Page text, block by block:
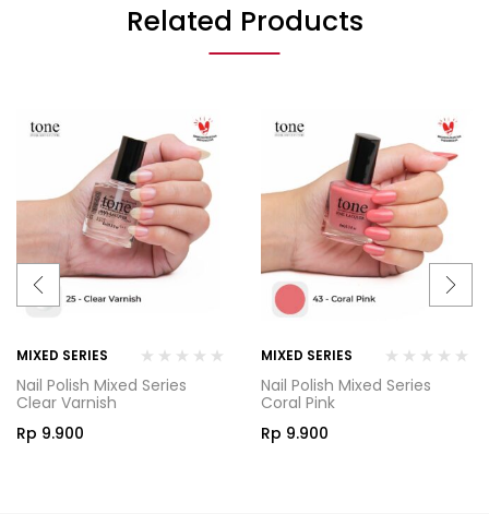
Related Products
MIXED SERIES
Nail Polish Mixed Series
Clear Varnish
Rp 9.900
MIXED SERIES
Nail Polish Mixed Series
Coral Pink
Rp 9.900